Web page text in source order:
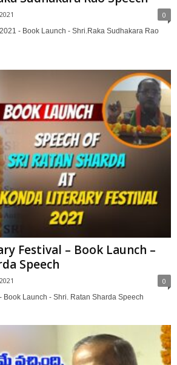
0
- Book Launch - Shri.Raka Sudhakara Rao
Festival – Book Launch –
Speech
0
Book Launch - Shri. Ratan Sharda Speech